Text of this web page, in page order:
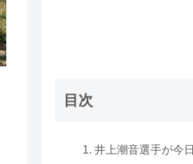
目次
井上潮音選手が今